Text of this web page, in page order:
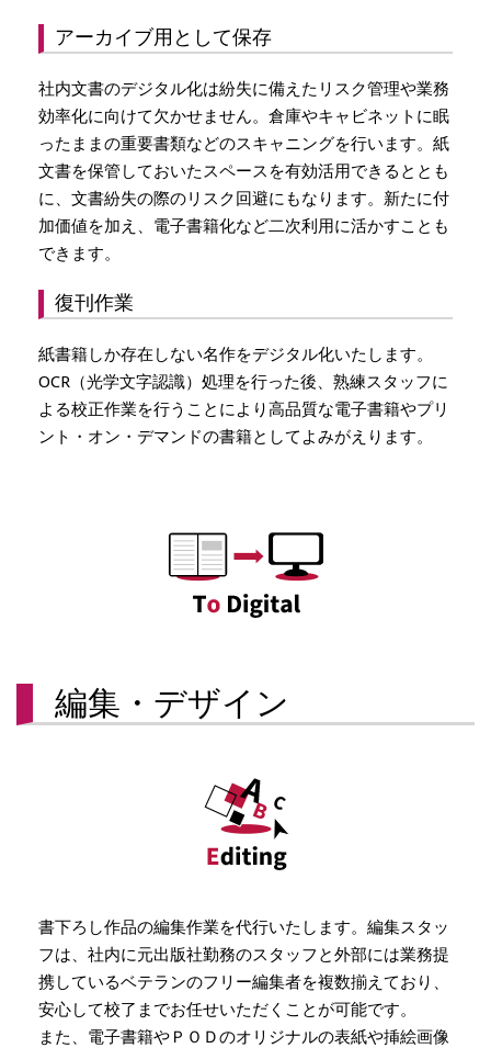
アーカイブ用として保存
社内文書のデジタル化は紛失に備えたリスク管理や業務
効率化に向けて欠かせません。倉庫やキャビネットに眠
ったままの重要書類などのスキャニングを行います。紙
文書を保管しておいたスペースを有効活用できるととも
に、文書紛失の際のリスク回避にもなります。新たに付
加価値を加え、電子書籍化など二次利用に活かすことも
できます。
復刊作業
紙書籍しか存在しない名作をデジタル化いたします。
OCR（光学文字認識）処理を行った後、熟練スタッフに
よる校正作業を行うことにより高品質な電子書籍やプリ
ント・オン・デマンドの書籍としてよみがえります。
編集・デザイン
書下ろし作品の編集作業を代行いたします。編集スタッ
フは、社内に元出版社勤務のスタッフと外部には業務提
携しているベテランのフリー編集者を複数揃えており、
安心して校了までお任せいただくことが可能です。
また、電子書籍やＰＯＤのオリジナルの表紙や挿絵画像